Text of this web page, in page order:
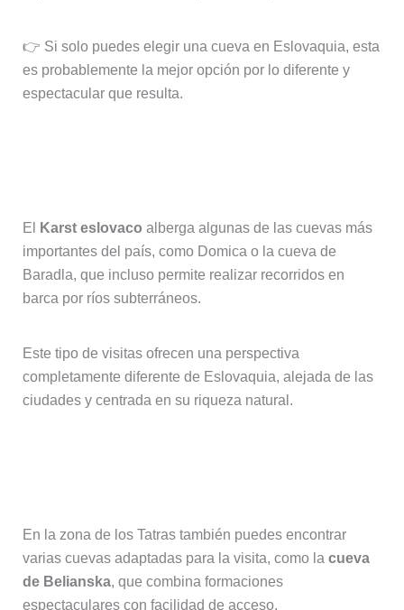
👉 Si solo puedes elegir una cueva en Eslovaquia, esta
es probablemente la mejor opción por lo diferente y
espectacular que resulta.
El Karst eslovaco alberga algunas de las cuevas más
importantes del país, como Domica o la cueva de
Baradla, que incluso permite realizar recorridos en
barca por ríos subterráneos.
Este tipo de visitas ofrecen una perspectiva
completamente diferente de Eslovaquia, alejada de las
ciudades y centrada en su riqueza natural.
En la zona de los Tatras también puedes encontrar
varias cuevas adaptadas para la visita, como la cueva
de Belianska, que combina formaciones
espectaculares con facilidad de acceso.